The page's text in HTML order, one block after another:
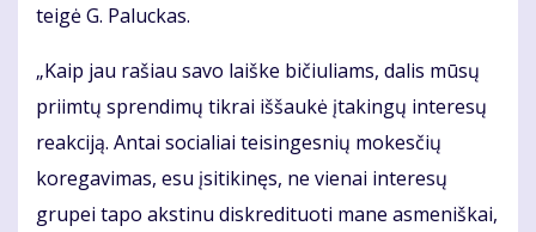
teigė G. Paluckas.
„Kaip jau rašiau savo laiške bičiuliams, dalis mūsų
priimtų sprendimų tikrai iššaukė įtakingų interesų
reakciją. Antai socialiai teisingesnių mokesčių
koregavimas, esu įsitikinęs, ne vienai interesų
grupei tapo akstinu diskredituoti mane asmeniškai,